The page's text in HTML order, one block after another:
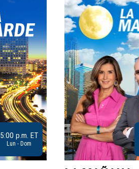
5:00 p.m. ET
Lun - Dom